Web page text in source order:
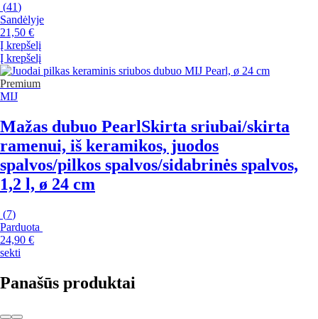
(41)
Sandėlyje
21,50 €
Į krepšelį
Į krepšelį
Premium
MIJ
Mažas dubuo PearlSkirta sriubai/skirta
ramenui, iš keramikos, juodos
spalvos/pilkos spalvos/sidabrinės spalvos,
1,2 l, ø 24 cm
(7)
Parduota
24,90 €
sekti
Panašūs produktai